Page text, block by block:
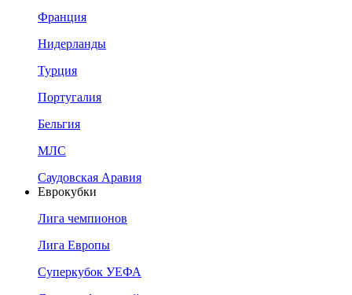
Франция
Нидерланды
Турция
Португалия
Бельгия
МЛС
Саудовская Аравия
Еврокубки
Лига чемпионов
Лига Европы
Суперкубок УЕФА